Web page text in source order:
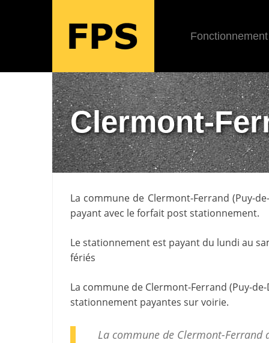
Fonctionnement
Clermont-
La commune de Clermont-Ferrand (Puy-
payant avec le forfait post stationnement.
Le stationnement est payant du lundi au
fériés
La commune de Clermont-Ferrand (Puy-
stationnement payantes sur voirie.
La commune de Clermont-Ferrand